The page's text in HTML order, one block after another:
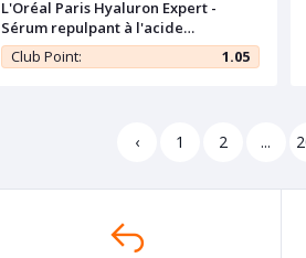
L'Oréal Paris Hyaluron Expert -
Sérum repulpant à l'acide
hyaluronique - 30ml
Club Point: 1.05
‹ 1 2 ...